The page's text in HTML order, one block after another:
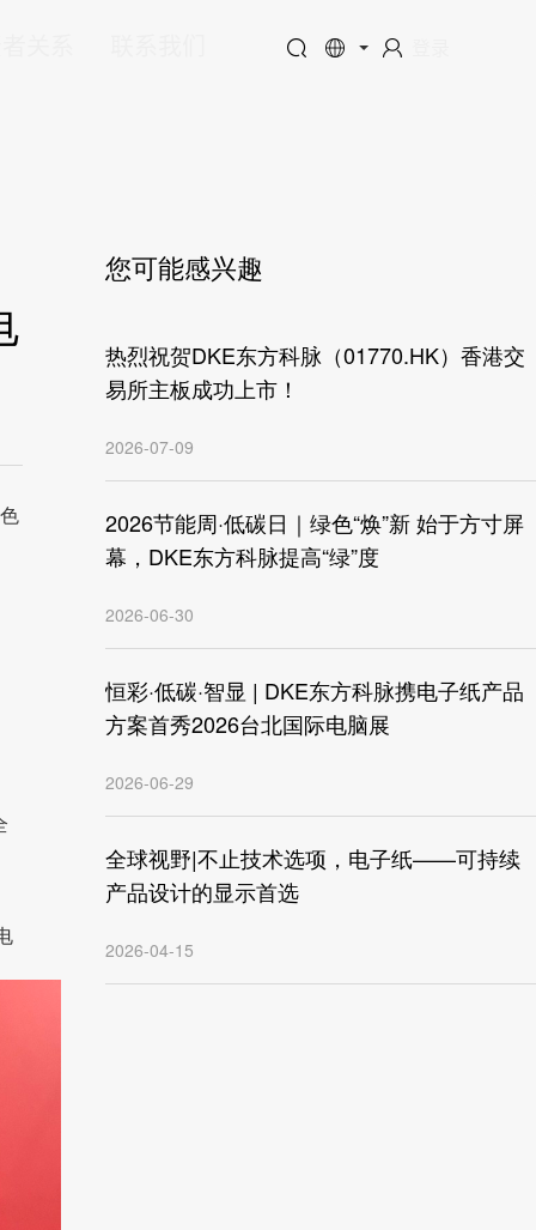
您可能感兴趣
热烈祝贺DKE东方科脉（01770.HK）香港交
易所主板成功上市！
2026-07-09
2026节能周·低碳日｜绿色“焕”新 始于方寸屏
幕，DKE东方科脉提高“绿”度
2026-06-30
恒彩·低碳·智显 | DKE东方科脉携电子纸产品
方案首秀2026台北国际电脑展
2026-06-29
全球视野|不止技术选项，电子纸——可持续
产品设计的显示首选
2026-04-15